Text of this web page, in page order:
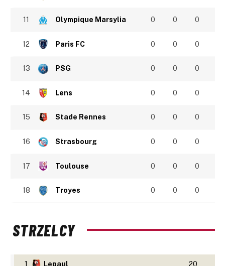
11 Olympique Marsylia 0 0 0
12 Paris FC 0 0 0
13 PSG 0 0 0
14 Lens 0 0 0
15 Stade Rennes 0 0 0
16 Strasbourg 0 0 0
17 Toulouse 0 0 0
18 Troyes 0 0 0
STRZELCY
1 Lepaul 20